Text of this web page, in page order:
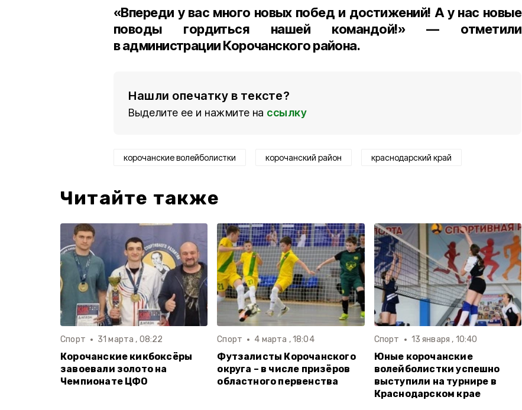
«Впереди у вас много новых побед и достижений! А у нас новые
поводы гордиться нашей командой!» — отметили
в администрации Корочанского района.
Нашли опечатку в тексте?
Выделите ее и нажмите на ссылку
корочанские волейболистки корочанский район краснодарский край
Читайте также
Спорт 31 марта , 08:22
Корочанские кикбоксёры
завоевали золото на
Чемпионате ЦФО
Спорт 4 марта , 18:04
Футзалисты Корочанского
округа – в числе призёров
областного первенства
Спорт 13 января , 10:40
Юные корочанские
волейболистки успешно
выступили на турнире в
Краснодарском крае